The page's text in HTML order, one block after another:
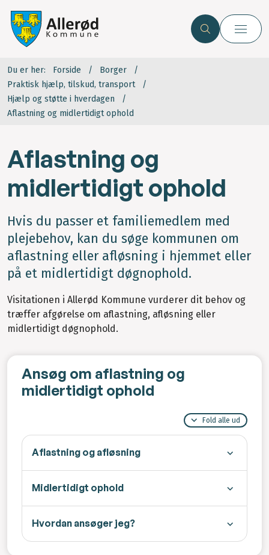
Du er her: Forside
Borger
Praktisk hjælp, tilskud, transport
Hjælp og støtte i hverdagen
Aflastning og midlertidigt ophold
Aflastning og
midlertidigt ophold
Hvis du passer et familiemedlem med
plejebehov, kan du søge kommunen om
aflastning eller afløsning i hjemmet eller
på et midlertidigt døgnophold.
Visitationen i Allerød Kommune vurderer dit behov og
træffer afgørelse om aflastning, afløsning eller
midlertidigt døgnophold.
Ansøg om aflastning og
midlertidigt ophold
Fold alle ud
Aflastning og afløsning
Midlertidigt ophold
Hvordan ansøger jeg?